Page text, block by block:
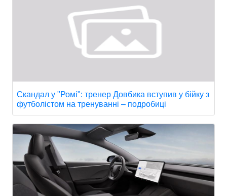
Скандал у "Ромі": тренер Довбика вступив у бійку з
футболістом на тренуванні – подробиці